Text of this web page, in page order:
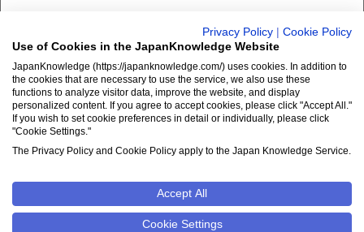
ジャパンナレッジは約1900冊以上（総額850万円）の膨大な辞
書・事典などが使い放題のオンライン辞書・事典・叢書サービ
ス。
日本国内のみならず、海外の有名大学から図書館まで、多くの
機関で利用されています。
クッキーポリシー Cookie設定
Privacy Policy
Cookie Policy
Use of Cookies in the JapanKnowledge Website
JapanKnowledge (https://japanknowledge.com/) uses cookies. In addition to
the cookies that are necessary to use the service, we also use these
functions to analyze visitor data, improve the website, and display
personalized content. If you agree to accept cookies, please click "Accept All."
If you wish to set cookie preferences in detail or individually, please click
"Cookie Settings."
The Privacy Policy and Cookie Policy apply to the Japan Knowledge Service.
Accept All
Cookie Settings